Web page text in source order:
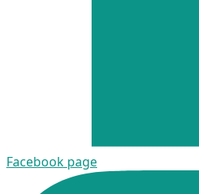
Facebook page